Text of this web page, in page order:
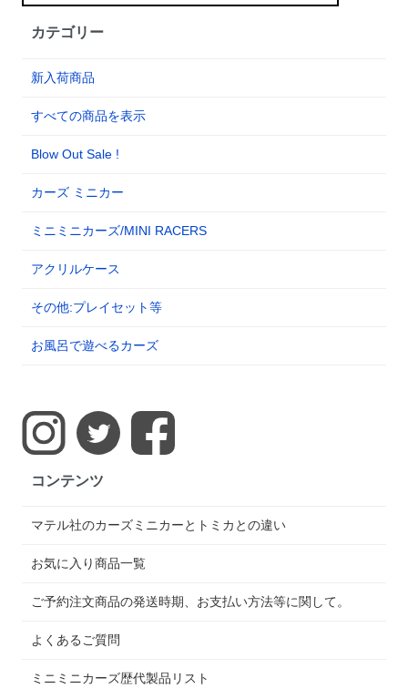
カテゴリー
新入荷商品
すべての商品を表示
Blow Out Sale !
カーズ ミニカー
ミニミニカーズ/MINI RACERS
アクリルケース
その他:プレイセット等
お風呂で遊べるカーズ
コンテンツ
マテル社のカーズミニカーとトミカとの違い
お気に入り商品一覧
ご予約注文商品の発送時期、お支払い方法等に関して。
よくあるご質問
ミニミニカーズ歴代製品リスト